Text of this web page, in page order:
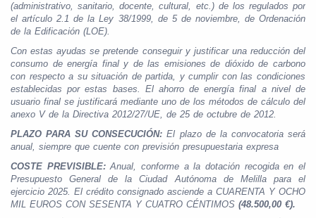
(administrativo, sanitario, docente, cultural, etc.) de los regulados por
el artículo 2.1 de la Ley 38/1999, de 5 de noviembre, de Ordenación
de la Edificación (LOE).
Con estas ayudas se pretende conseguir y justificar una reducción del
consumo de energía final y de las emisiones de dióxido de carbono
con respecto a su situación de partida, y cumplir con las condiciones
establecidas por estas bases. El ahorro de energía final a nivel de
usuario final se justificará mediante uno de los métodos de cálculo del
anexo V de la Directiva 2012/27/UE, de 25 de octubre de 2012.
PLAZO PARA SU CONSECUCIÓN:El plazo de la convocatoria será
anual, siempre que cuente con previsión presupuestaria expresa
COSTE PREVISIBLE:Anual, conforme a la dotación recogida en el
Presupuesto General de la Ciudad Autónoma de Melilla para el
ejercicio 2025. El crédito consignado asciende a CUARENTA Y OCHO
MIL EUROS CON SESENTA Y CUATRO CÉNTIMOS (48.500,00 €).